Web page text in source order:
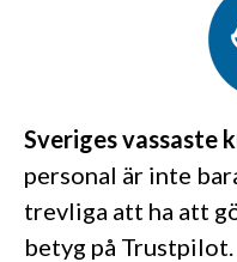
Sveriges vassaste
personal är inte
trevliga att ha att
betyg på Trustpilot.